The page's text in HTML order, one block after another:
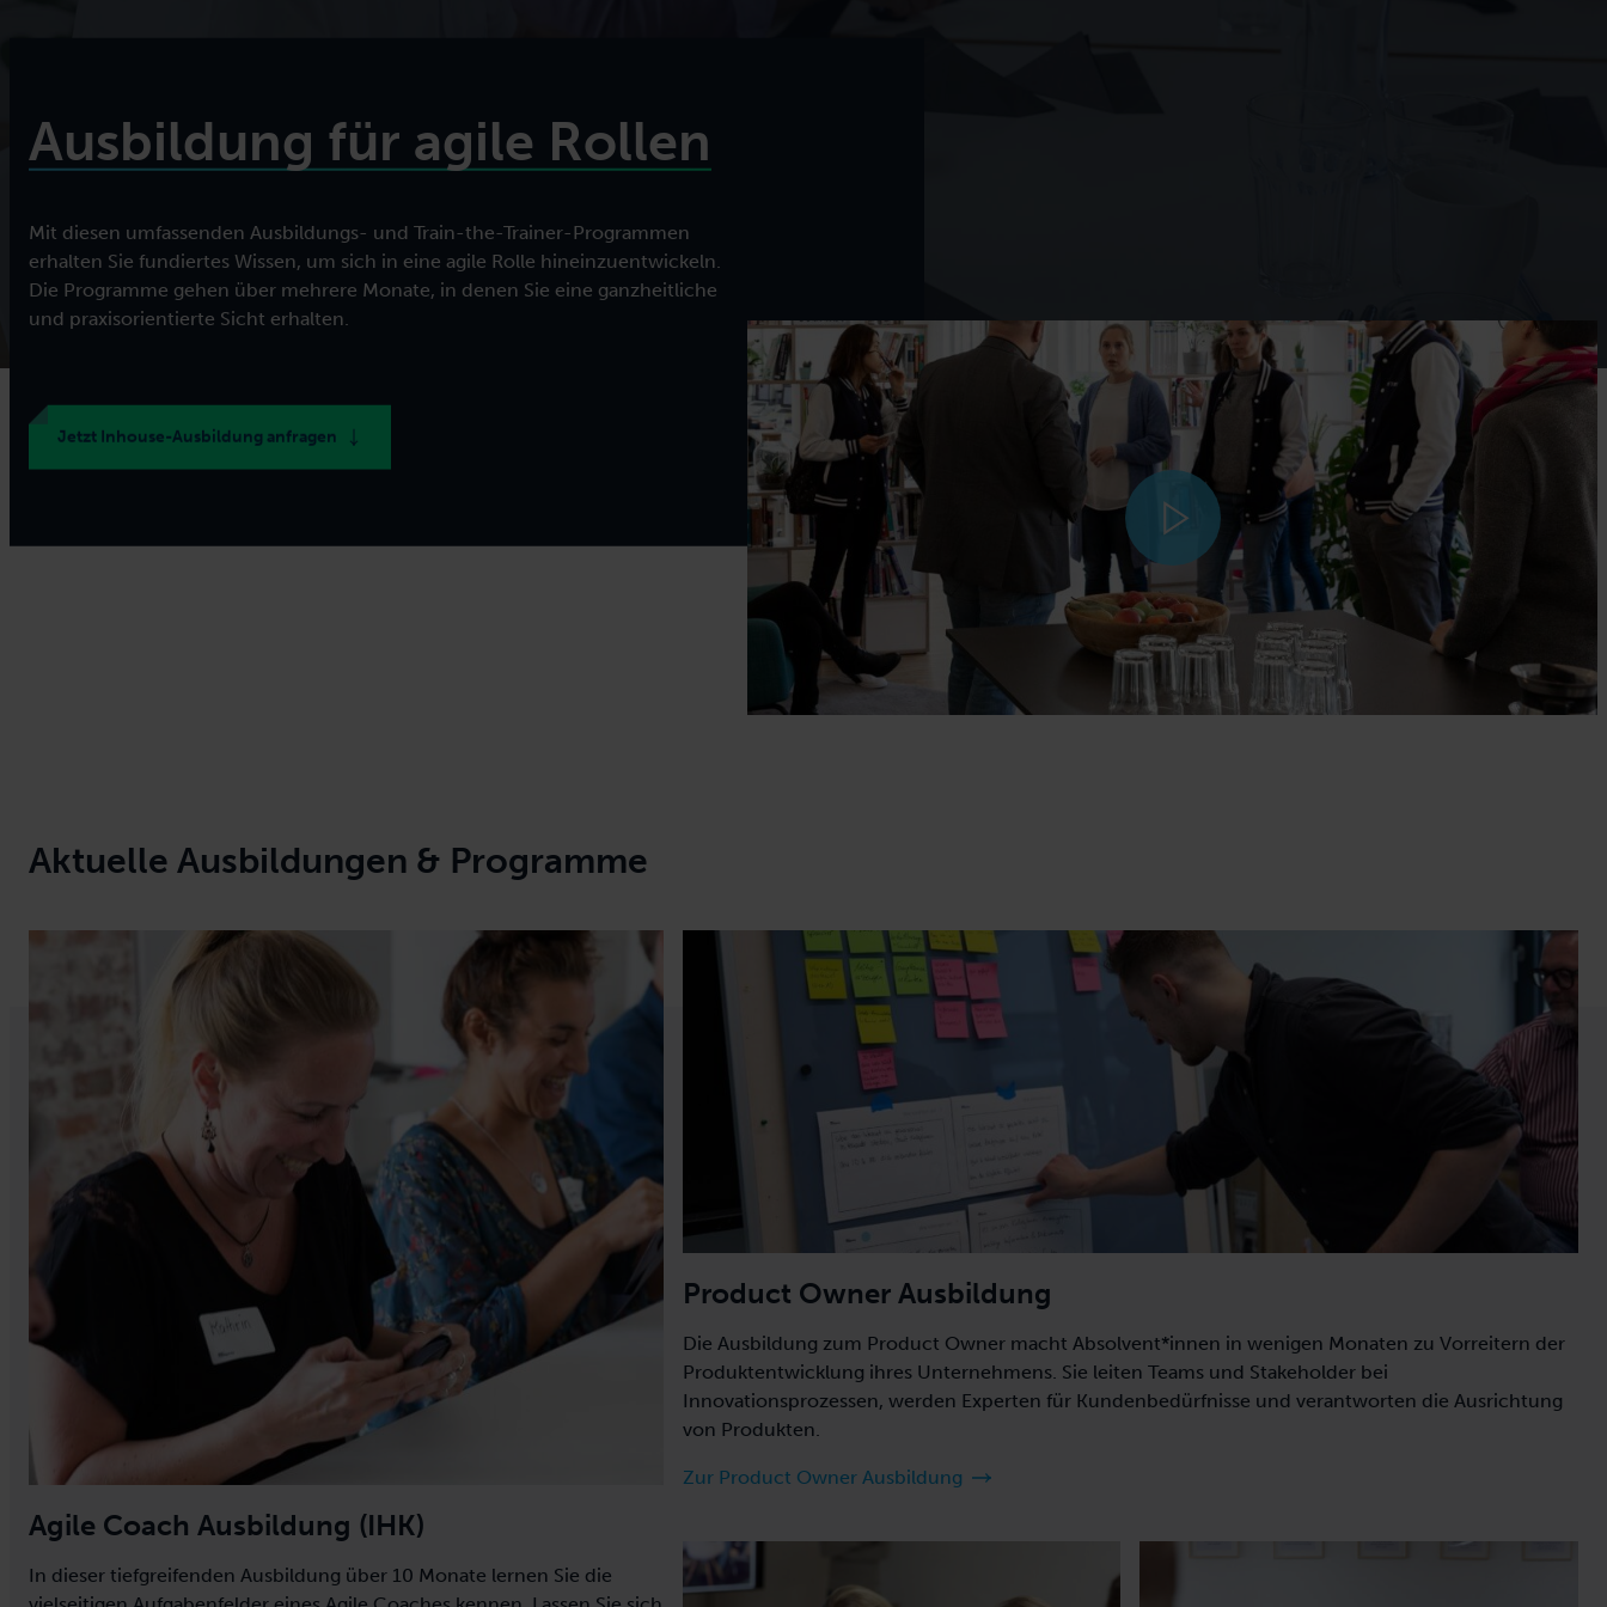
Ausbildung für agile Rollen
Mit diesen umfassenden Ausbildungs- und Train-the-Trainer-Programmen
erhalten Sie fundiertes Wissen, um sich in eine agile Rolle hineinzuentwickeln.
Die Programme gehen über mehrere Monate, in denen Sie eine ganzheitliche
und praxisorientierte Sicht erhalten.
Jetzt Inhouse-Ausbildung anfragen
Aktuelle Ausbildungen & Programme
Agile Coach Ausbildung (IHK)
In dieser tiefgreifenden Ausbildung über 10 Monate lernen Sie die
Product Owner Ausbildung
Die Ausbildung zum Product Owner macht Absolvent*innen in wenigen Monaten zu Vorreitern der
Produktentwicklung ihres Unternehmens. Sie leiten Teams und Stakeholder bei
Innovationsprozessen, werden Experten für Kundenbedürfnisse und verantworten die Ausrichtung
von Produkten.
Zur Product Owner Ausbildung